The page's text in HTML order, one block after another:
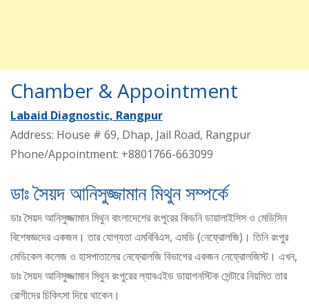
Chamber & Appointment
Labaid Diagnostic, Rangpur
Address: House # 69, Dhap, Jail Road, Rangpur
Phone/Appointment: +8801766-663099
ডাঃ সৈয়দ আনিসুজ্জামান মিথুন সম্পর্কে
ডাঃ সৈয়দ আনিসুজ্জামান মিথুন বাংলাদেশের রংপুরের কিডনি ডায়ালাইসিস ও মেডিসিন
বিশেষজ্ঞদের একজন। তার যোগ্যতা এমবিবিএস, এমডি (নেফ্রোলজি)। তিনি রংপুর
মেডিকেল কলেজ ও হাসপাতালের নেফ্রোলজি বিভাগের একজন নেফ্রোলজিস্ট। এখন,
ডাঃ সৈয়দ আনিসুজ্জামান মিথুন রংপুরের ল্যাবএইড ডায়াগনস্টিক সেন্টারে নিয়মিত তার
রোগীদের চিকিৎসা দিয়ে থাকেন।